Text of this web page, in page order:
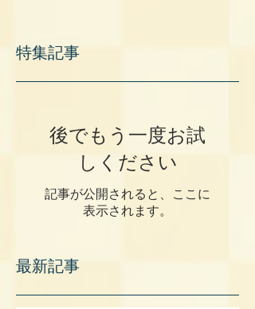
特集記事
後でもう一度お試
しください
記事が公開されると、ここに
表示されます。
最新記事